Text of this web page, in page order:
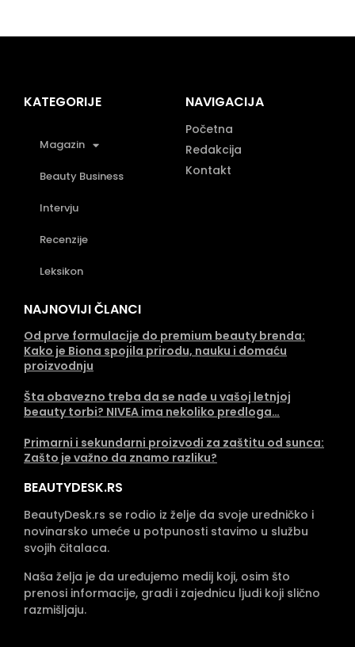
KATEGORIJE
Magazin
Beauty Business
Intervju
Recenzije
Leksikon
NAVIGACIJA
Početna
Redakcija
Kontakt
NAJNOVIJI ČLANCI
Od prve formulacije do premium beauty brenda:
Kako je Biona spojila prirodu, nauku i domaću
proizvodnju
Šta obavezno treba da se nađe u vašoj letnjoj
beauty torbi? NIVEA ima nekoliko predloga…
Primarni i sekundarni proizvodi za zaštitu od sunca:
Zašto je važno da znamo razliku?
BEAUTYDESK.RS
BeautyDesk.rs se rodio iz želje da svoje uredničko i
novinarsko umeće u potpunosti stavimo u službu
svojih čitalaca.
Naša želja je da uređujemo medij koji, osim što
prenosi informacije, gradi i zajednicu ljudi koji slično
razmišljaju.